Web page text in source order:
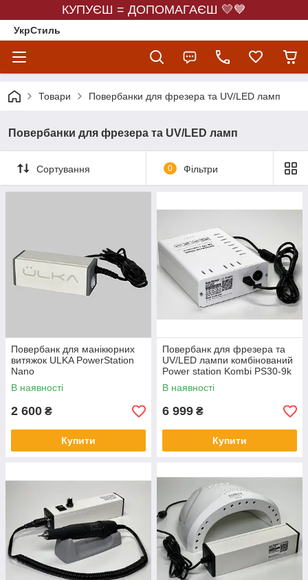
КУПУЄШ = ДОПОМАГАЄШ 💛💙
УкрСтиль
Товари Повербанки для фрезера та UV/LED ламп
Повербанки для фрезера та UV/LED ламп
Сортування 0 Фільтри
Повербанк для манікюрних
витяжок ULKA PowerStation
Nano
В наявності
2 600 ₴
Купити
Повербанк для фрезера та
UV/LED лампи комбінований
Power station Kombi PS30-9k
Nailtronic
В наявності
6 999 ₴
Купити